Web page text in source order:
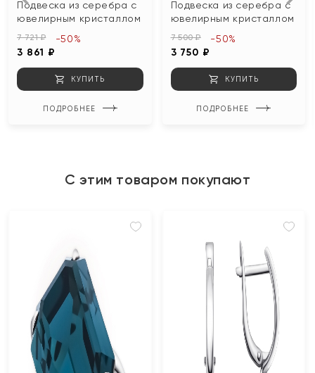
Подвеска из серебра с
ювелирным кристаллом
7 721 ₽
3 861 ₽
-50%
КУПИТЬ
ПОДРОБНЕЕ
Подвеска из серебра с
ювелирным кристаллом
7 500 ₽
3 750 ₽
-50%
КУПИТЬ
ПОДРОБНЕЕ
С этим товаром покупают